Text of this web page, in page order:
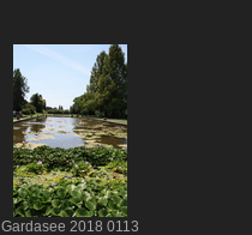
Gardasee 2018 0113